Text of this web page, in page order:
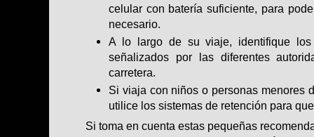
celular con batería suficiente, para
necesario.
A lo largo de su viaje, identifique los
señalizados por las diferentes
carretera.
Si viaja con niños o personas menores
utilice los sistemas de retención para
Si toma en cuenta estas pequeñas